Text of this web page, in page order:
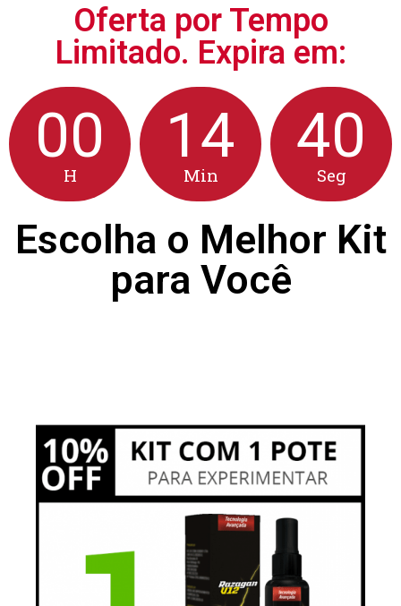
Oferta por Tempo
Limitado. Expira em:
00
H
14
Min
39
Seg
Escolha o Melhor Kit
para Você